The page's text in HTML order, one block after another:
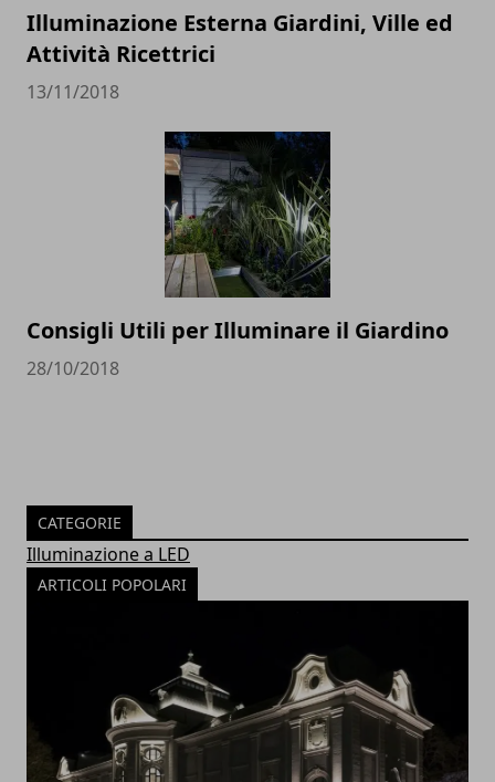
Illuminazione Esterna Giardini, Ville ed
Attività Ricettrici
13/11/2018
Consigli Utili per Illuminare il Giardino
28/10/2018
CATEGORIE
Illuminazione a LED
ARTICOLI POPOLARI